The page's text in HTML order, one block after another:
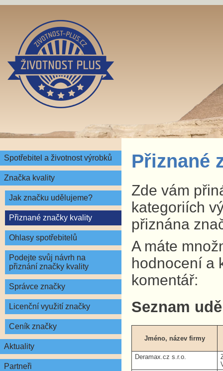
Spotřebitel a životnost výrobků
Značka kvality
Jak značku udělujeme?
Přiznané značky kvality
Ohlasy spotřebitelů
Podejte svůj návrh na
přiznání značky kvality
Správce značky
Licenční využití značky
Ceník značky
Aktuality
Partneři
Přiznané
Zde vám
kategoriích
přiznána
A máte
hodnocení a
komentář:
Seznam
Jméno, název firmy
Deramax.cz s.r.o.